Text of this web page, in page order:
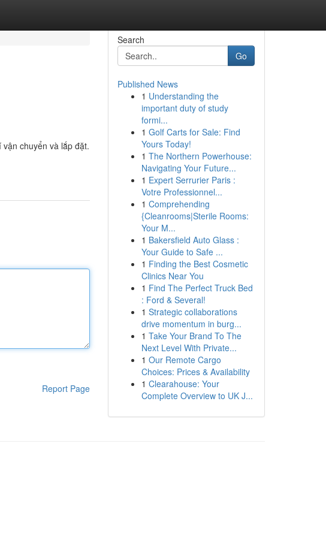
chuyển và lắp đặt.
Report Page
Search
Go
Published News
1 Understanding the
important duty of study
formi...
1 Golf Carts for Sale: Find
Yours Today!
1 The Northern Powerhouse:
Navigating Your Future...
1 Expert Serrurier Paris :
Votre Professionnel...
1 Comprehending
{Cleanrooms|Sterile Rooms:
Your M...
1 Bakersfield Auto Glass :
Your Guide to Safe ...
1 Finding the Best Cosmetic
Clinics Near You
1 Find The Perfect Truck Bed
: Ford & Several!
1 Strategic collaborations
drive momentum in burg...
1 Take Your Brand To The
Next Level With Private...
1 Our Remote Cargo
Choices: Prices & Availability
1 Clearahouse: Your
Complete Overview to UK J...